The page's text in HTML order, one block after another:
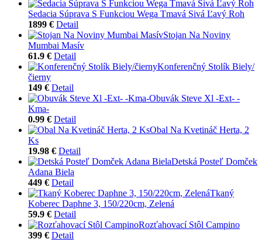
Sedacia Súprava S Funkciou Wega Tmavá Sivá Ľavý Roh
1899 € Detail
Stojan Na Noviny
Mumbai Masív
61.9 € Detail
Konferenčný Stolík Biely/
čierny
149 € Detail
Obuvák Steve Xl -Ext- -
Kma-
0.99 € Detail
Obal Na Kvetináč Herta, 2
Ks
19.98 € Detail
Detská Posteľ Domček
Adana Biela
449 € Detail
Tkaný
Koberec Daphne 3, 150/220cm, Zelená
59.9 € Detail
Rozťahovací Stôl Campino
399 € Detail